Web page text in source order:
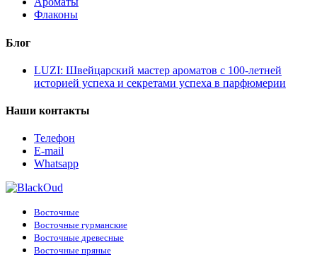
Флаконы
Блог
LUZI: Швейцарский мастер ароматов с 100-летней
историей успеха и секретами успеха в парфюмерии
Наши контакты
Телефон
E-mail
Whatsapp
Восточные
Восточные гурманские
Восточные древесные
Восточные пряные